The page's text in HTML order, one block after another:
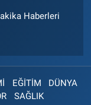
Haberleri
EĞİTİM
DÜNYA
SAĞLIK